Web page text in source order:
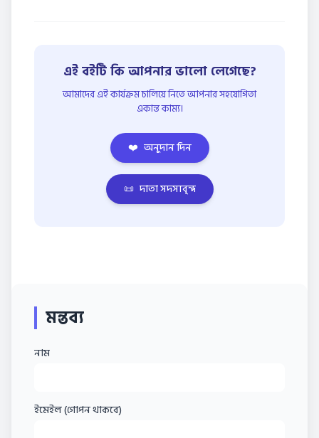
এই বইটি কি আপনার ভালো লেগেছে?
আমাদের এই কার্যক্রম চালিয়ে নিতে আপনার সহযোগিতা
একান্ত কাম্য।
❤️ অনুদান দিন
📜 দাতা সদস্যবৃন্দ
মন্তব্য
নাম
ইমেইল (গোপন থাকবে)